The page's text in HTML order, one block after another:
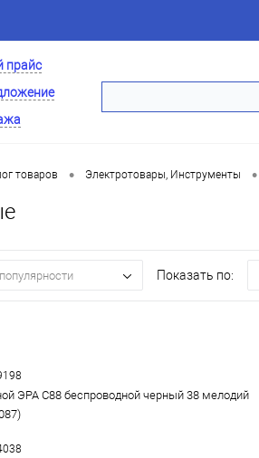
прайс
товаров • Электротовары, Инструменты •
популярности Показать по:
ЭРА C88 беспроводной черный 38 мелодий